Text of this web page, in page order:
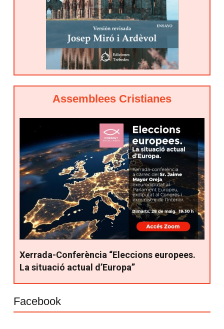
Assemblees Cristianes
Xerrada-Conferència “Eleccions europees.
La situació actual d’Europa”
Facebook